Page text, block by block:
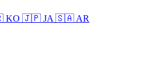
🇯🇵 JA 🇸🇦 AR